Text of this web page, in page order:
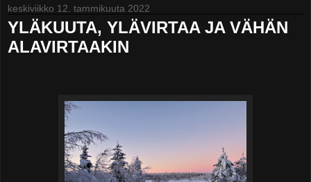
keskiviikko 12. tammikuuta 2022
YLÄKUUTA, YLÄVIRTAA JA VÄHÄN
ALAVIRTAAKIN